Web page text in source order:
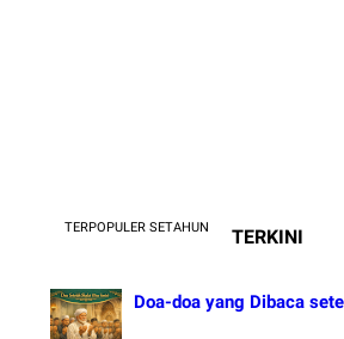
TERPOPULER SETAHUN TERKINI
Doa-doa yang Dibaca